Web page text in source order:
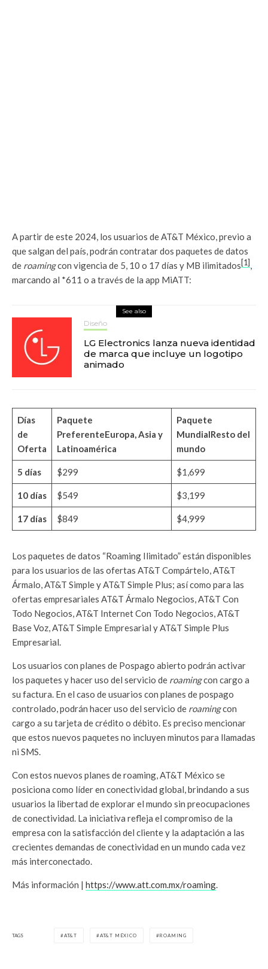
A partir de este 2024, los usuarios de AT&T México, previo a
que salgan del país, podrán contratar dos paquetes de datos
de roamingcon vigencia de 5, 10 o 17 días y MB ilimitados [1] ,
marcando al *611 o a través de la app MiATT:
See also
Diseño
LG Electronics lanza nueva identidad
de marca que incluye un logotipo
animado
Días
de
Oferta
Paquete
PreferenteEuropa, Asia y
Latinoamérica
Paquete
MundialResto del
mundo
5 días $299 $1,699
10 días $549 $3,199
17 días $849 $4,999
Los paquetes de datos “Roaming Ilimitado” están disponibles
para los usuarios de las ofertas AT&T Compártelo, AT&T
Ármalo, AT&T Simple y AT&T Simple Plus; así como para las
ofertas empresariales AT&T Ármalo Negocios, AT&T Con
Todo Negocios, AT&T Internet Con Todo Negocios, AT&T
Base Voz, AT&T Simple Empresarial y AT&T Simple Plus
Empresarial.
Los usuarios con planes de Pospago abierto podrán activar
los paquetes y hacer uso del servicio de roamingcon cargo a
su factura. En el caso de usuarios con planes de pospago
controlado, podrán hacer uso del servicio de roamingcon
cargo a su tarjeta de crédito o débito. Es preciso mencionar
que estos nuevos paquetes no incluyen minutos para llamadas
ni SMS.
Con estos nuevos planes de roaming, AT&T México se
posiciona como líder en conectividad global, brindando a sus
usuarios la libertad de explorar el mundo sin preocupaciones
de conectividad. La iniciativa refleja el compromiso de la
empresa con la satisfacción del cliente y la adaptación a las
crecientes demandas de conectividad en un mundo cada vez
más interconectado.
Más información | https://www.att.com.mx/roaming.
TAGS AT&T AT&T MÉXICO ROAMING